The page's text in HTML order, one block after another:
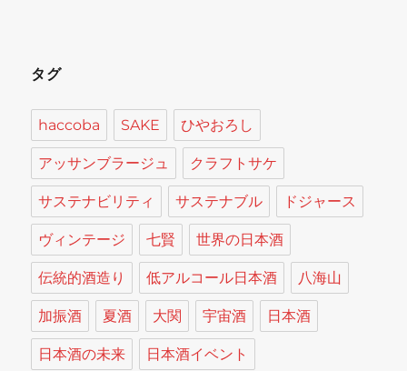
タグ
haccoba SAKE ひやおろし
アッサンブラージュ クラフトサケ
サステナビリティ サステナブル ドジャース
ヴィンテージ 七賢 世界の日本酒
伝統的酒造り 低アルコール日本酒 八海山
加振酒 夏酒 大関 宇宙酒 日本酒
日本酒の未来 日本酒イベント